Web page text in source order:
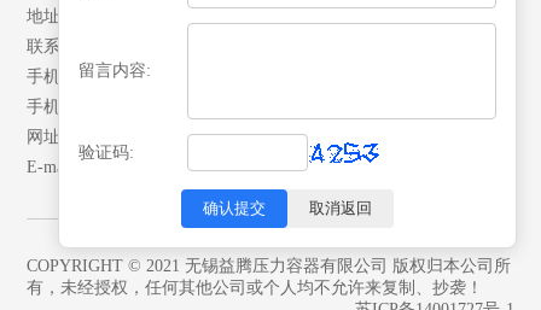
地址：江苏省江阴市月城镇北环路28号
联系人：张先生
手机：13506192042
手机：18652492007
网址：www.yitengrq.com
E-mail: yeekai@yitengrq.com
COPYRIGHT © 2021 无锡益腾压力容器有限公司 版权归本公司所
有，未经授权，任何其他公司或个人均不允许来复制、抄袭！
留言内容:
验证码:
确认提交 取消返回